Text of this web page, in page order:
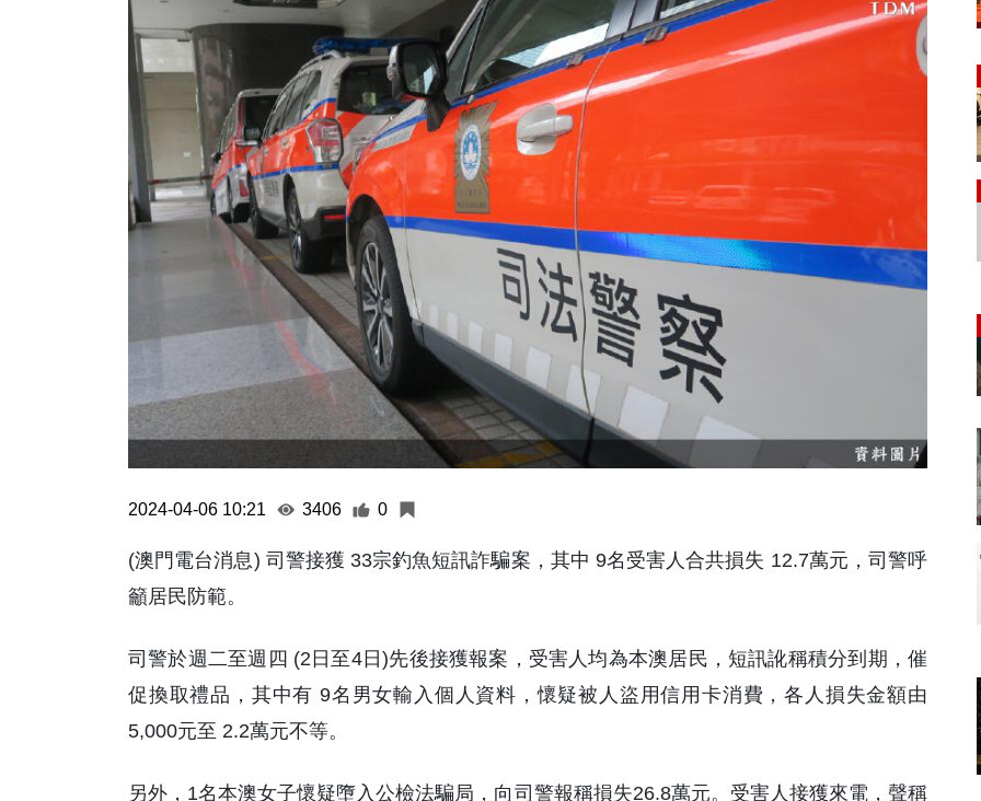
2024-04-06 10:21 3406 0
(澳門電台消息) 司警接獲 33宗釣魚短訊詐騙案，其中 9名受害人合共損失 12.7萬元，司警呼
籲居民防範。
司警於週二至週四 (2日至4日)先後接獲報案，受害人均為本澳居民，短訊訛稱積分到期，催
促換取禮品，其中有 9名男女輸入個人資料，懷疑被人盜用信用卡消費，各人損失金額由
5,000元至 2.2萬元不等。
另外，1名本澳女子懷疑墮入公檢法騙局，向司警報稱損失26.8萬元。受害人接獲來電，聲稱